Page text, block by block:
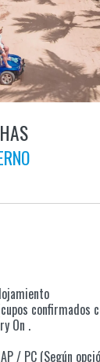
confirmados
On .
/ PC (Según